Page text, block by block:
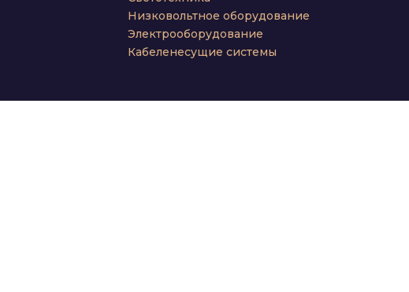
Низковольтное оборудование
Электрооборудование
Кабеленесущие системы